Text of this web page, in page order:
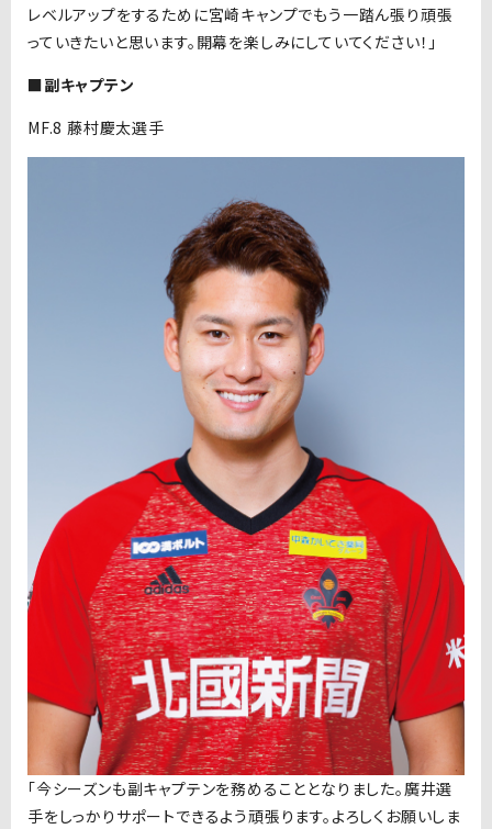
レベルアップをするために宮崎キャンプでもう一踏ん張り頑張
っていきたいと思います。開幕を楽しみにしていてください！」
■副キャプテン
MF.8 藤村慶太選手
「今シーズンも副キャプテンを務めることとなりました。廣井選
手をしっかりサポートできるよう頑張ります。よろしくお願いしま